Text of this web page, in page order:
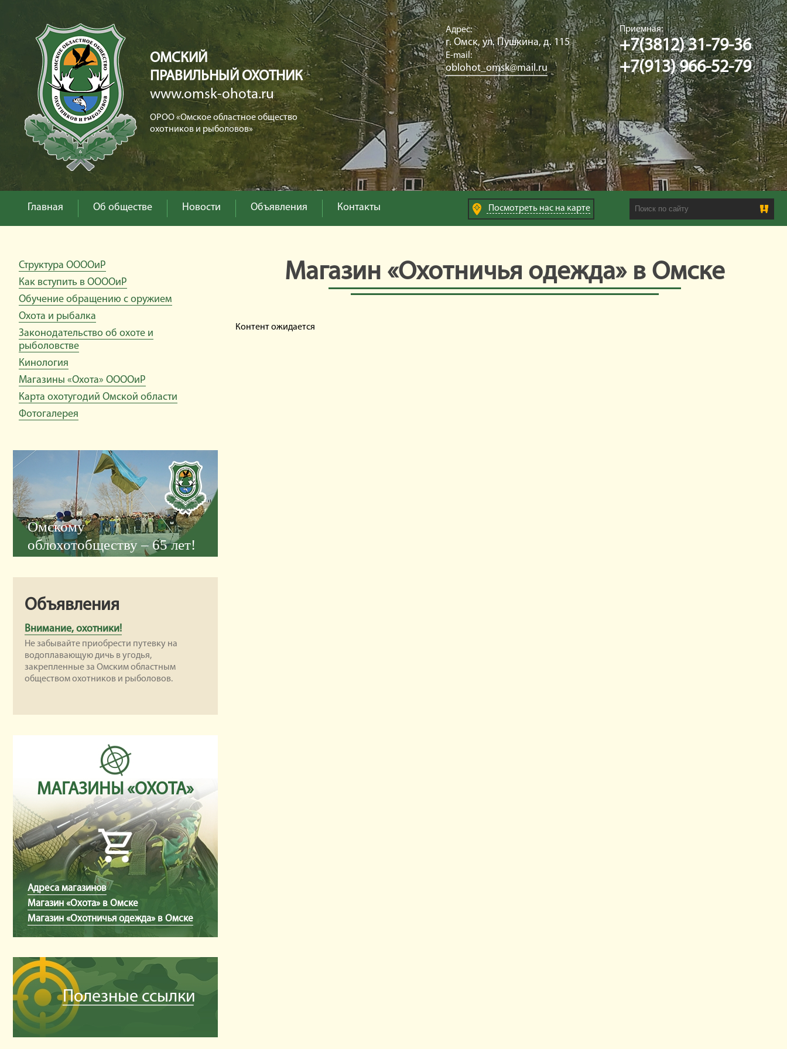
ОМСКИЙ
ПРАВИЛЬНЫЙ ОХОТНИК
www.omsk-ohota.ru
ОРОО «Омское областное общество
охотников и рыболовов»
Адрес:
г. Омск, ул. Пушкина, д. 115
E-mail:
oblohot_omsk@mail.ru
Приемная:
+7(3812) 31-79-36
+7(913) 966-52-79
Главная Об обществе Новости Объявления Контакты Посмотреть нас на карте Search this site
Магазин «Охотничья одежда» в Омске
Контент ожидается
Структура ООООиР
Как вступить в ООООиР
Обучение обращению с оружием
Охота и рыбалка
Законодательство об охоте и
рыболовстве
Кинология
Магазины «Охота» ООООиР
Карта охотугодий Омской области
Фотогалерея
Омскому
облохотобществу – 65 лет!
Объявления
Внимание, охотники!
Не забывайте приобрести путевку на
водоплавающую дичь в угодья,
закрепленные за Омским областным
обществом охотников и рыболовов.
МАГАЗИНЫ «ОХОТА»
Адреса магазинов
Магазин «Охота» в Омске
Магазин «Охотничья одежда» в Омске
Полезные ссылки